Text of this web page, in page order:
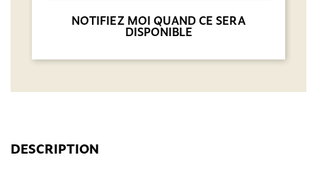
NOTIFIEZ MOI QUAND CE SERA
DISPONIBLE
DESCRIPTION